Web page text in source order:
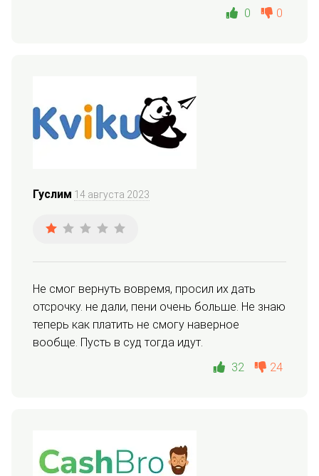
0
0
Гуслим 14 августа 2023
Не смог вернуть вовремя, просил их дать
отсрочку. не дали, пени очень больше. Не знаю
теперь как платить не смогу наверное
вообще. Пусть в суд тогда идут.
32
24